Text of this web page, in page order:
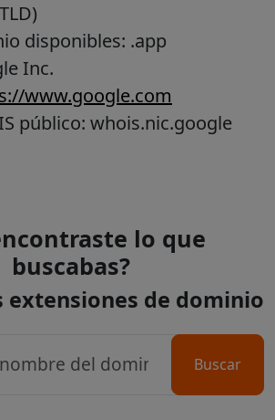
disponibles: .app
Inc.
www.google.com
público: whois.nic.google
lo que
buscabas?
extensiones de dominio
Buscar